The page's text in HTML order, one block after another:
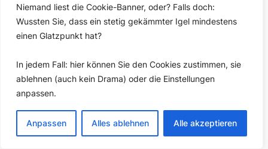
Niemand liest die Cookie-Banner, oder? Falls doch:
Wussten Sie, dass ein stetig gekämmter Igel mindestens
einen Glatzpunkt hat?
In jedem Fall: hier können Sie den Cookies zustimmen, sie
ablehnen (auch kein Drama) oder die Einstellungen
anpassen.
Anpassen Alles ablehnen Alle akzeptieren
nächster Teil eines dreiteiligen Essays mit
Überlegungen zur Gegenwart und Zukunft des Radios.
Was bisher geschah: In Teil 1 [hier zu finden] habe ich
beginnt. Jetzt gilt es festzuhalten, dass es so schlimm
um das scheinbar vergreiste Medium nicht steht. Oder
doch? Radio…